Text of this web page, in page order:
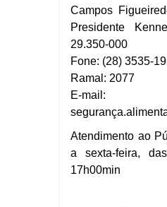
Campos
Presidente
29.350-000
Fone: (28) 3535-
Ramal: 2077
E-mail:
segurança.
Atendimento ao
a sexta-feira,
17h00min